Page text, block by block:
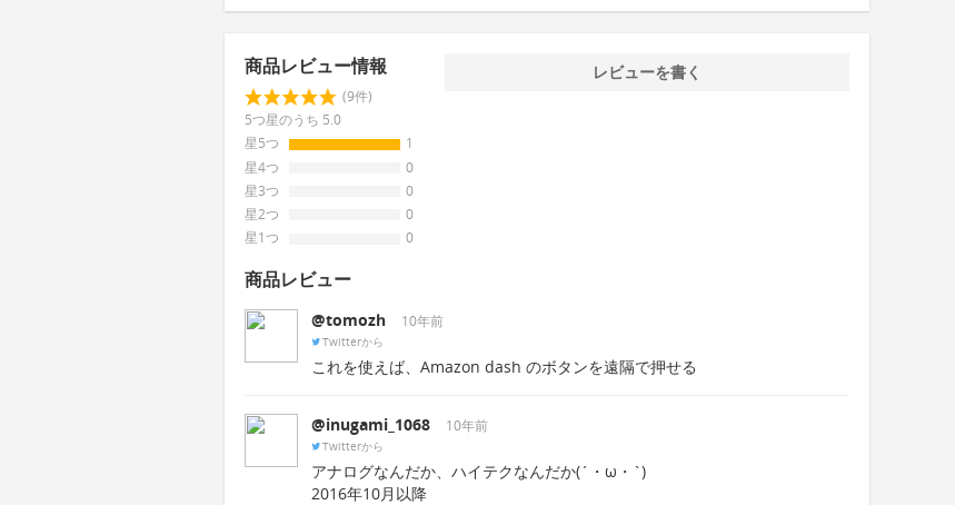
商品レビュー情報
(9件)
5つ星のうち 5.0
星5つ
1
星4つ
0
星3つ
0
星2つ
0
星1つ
0
レビューを書く
商品レビュー
@tomozh 10年前
Twitterから
これを使えば、Amazon dash のボタンを遠隔で押せる
@inugami_1068 10年前
Twitterから
アナログなんだか、ハイテクなんだか(´・ω・`)
2016年10月以降